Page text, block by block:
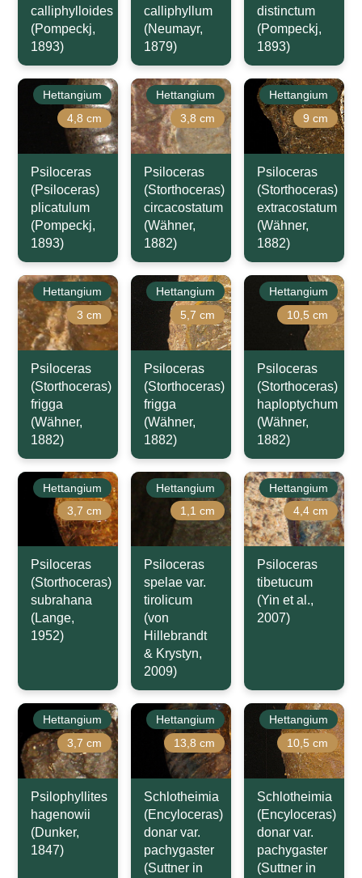
calliphylloides
(Pompeckj,
1893)
calliphyllum
(Neumayr,
1879)
distinctum
(Pompeckj,
1893)
Hettangium
4,8 cm
Psiloceras
(Psiloceras)
plicatulum
(Pompeckj,
1893)
Hettangium
3,8 cm
Psiloceras
(Storthoceras)
circacostatum
(Wähner,
1882)
Hettangium
9 cm
Psiloceras
(Storthoceras)
extracostatum
(Wähner,
1882)
Hettangium
3 cm
Psiloceras
(Storthoceras)
frigga
(Wähner,
1882)
Hettangium
5,7 cm
Psiloceras
(Storthoceras)
frigga
(Wähner,
1882)
Hettangium
10,5 cm
Psiloceras
(Storthoceras)
haploptychum
(Wähner,
1882)
Hettangium
3,7 cm
Psiloceras
(Storthoceras)
subrahana
(Lange,
1952)
Hettangium
1,1 cm
Psiloceras
spelae var.
tirolicum
(von
Hillebrandt
& Krystyn,
2009)
Hettangium
4,4 cm
Psiloceras
tibetucum
(Yin et al.,
2007)
Hettangium
3,7 cm
Psilophyllites
hagenowii
(Dunker,
1847)
Hettangium
13,8 cm
Schlotheimia
(Encyloceras)
donar var.
pachygaster
(Suttner in
Hettangium
10,5 cm
Schlotheimia
(Encyloceras)
donar var.
pachygaster
(Suttner in